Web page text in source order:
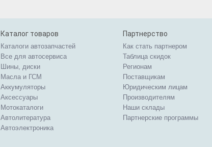
Каталог товаров
Каталоги автозапчастей
Все для автосервиса
Шины, диски
Масла и ГСМ
Аккумуляторы
Аксессуары
Мотокаталоги
Автолитература
Автоэлектроника
Партнерство
Как стать партнером
Таблица скидок
Регионам
Поставщикам
Юридическим лицам
Производителям
Наши склады
Партнерские программы